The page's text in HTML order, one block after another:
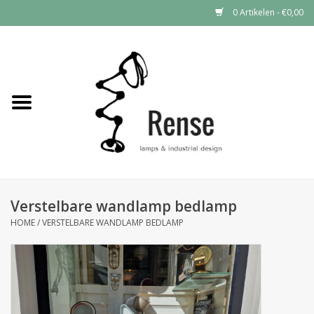
0 Artikelen - €0,00
Industrial lamps
Verstelbare wandlamp bedlamp
HOME/VERSTELBARE WANDLAMP BEDLAMP